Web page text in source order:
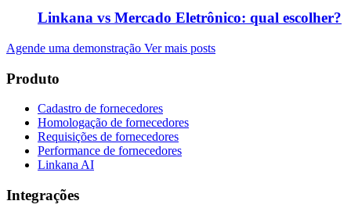
Linkana vs Mercado Eletrônico: qual escolher?
Agende uma demonstração Ver mais posts
Produto
Cadastro de fornecedores
Homologação de fornecedores
Requisições de fornecedores
Performance de fornecedores
Linkana AI
Integrações